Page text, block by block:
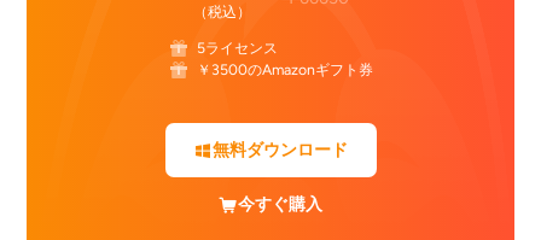
（税込）
5ライセンス
￥3500のAmazonギフト券
無料ダウンロード
今すぐ購入